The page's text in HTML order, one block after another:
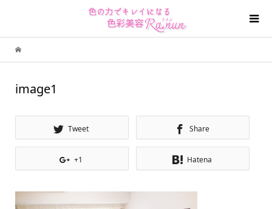
image1
Tweet Share
+1 Hatena